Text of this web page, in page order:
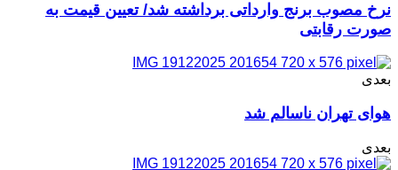
نرخ مصوب برنج وارداتی برداشته شد/ تعیین قیمت به
صورت رقابتی
بعدی
هوای تهران ناسالم شد
بعدی